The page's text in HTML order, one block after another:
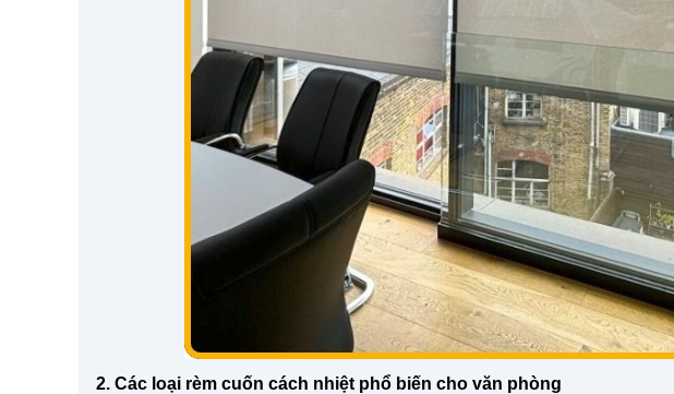
2. Các loại rèm cuốn cách nhiệt phổ biến cho văn phòng